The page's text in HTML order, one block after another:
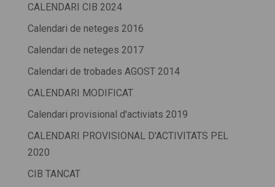
CALENDARI CIB 2024
Calendari de neteges 2016
Calendari de neteges 2017
Calendari de trobades AGOST 2014
CALENDARI MODIFICAT
Calendari provisional d'activiats 2019
CALENDARI PROVISIONAL D'ACTIVITATS PEL
2020
CIB TANCAT